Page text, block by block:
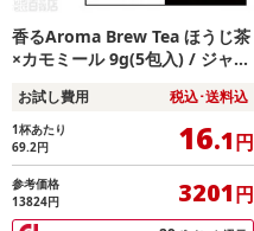
香るAroma Brew Tea ほうじ茶
×カモミール 9g(5包入) / ジャス
入)
お試し費用 税込･送料込
1杯あたり
69.2円 16.1円
参考価格
13824円
3201円